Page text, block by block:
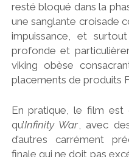
resté bloqué dans la
une sanglante croisade
impuissance, et
profonde et
viking obèse
placements de produits
En pratique, le film est
qu’Infinity War, avec
d’autres carrément
finale qui ne doit pas